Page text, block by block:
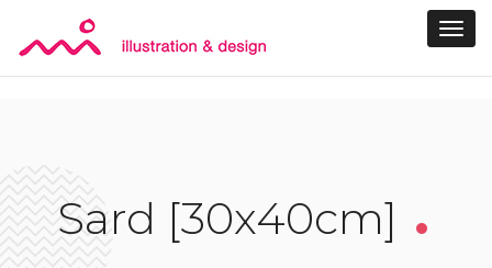
Sard [30x40cm] .